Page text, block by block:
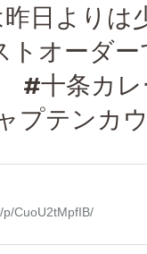
日よりは
トオーダ
#十条カ
プテンカウ
CuoU2tMpfIB/